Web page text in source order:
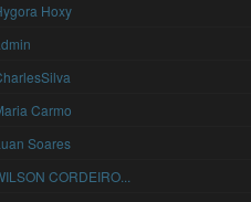
Hoxy
Carmo
Soares
CORDEIRO...